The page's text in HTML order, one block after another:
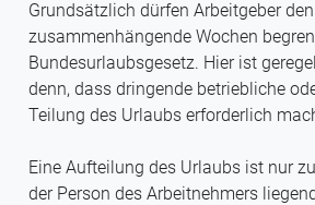
Grundsätzlich dürfen Arbeitgeber
zusammenhängende Wochen
Bundesurlaubsgesetz. Hier ist
denn, dass dringende betriebliche
Teilung des Urlaubs erforderlich
Eine Aufteilung des Urlaubs ist nur
der Person des Arbeitnehmers